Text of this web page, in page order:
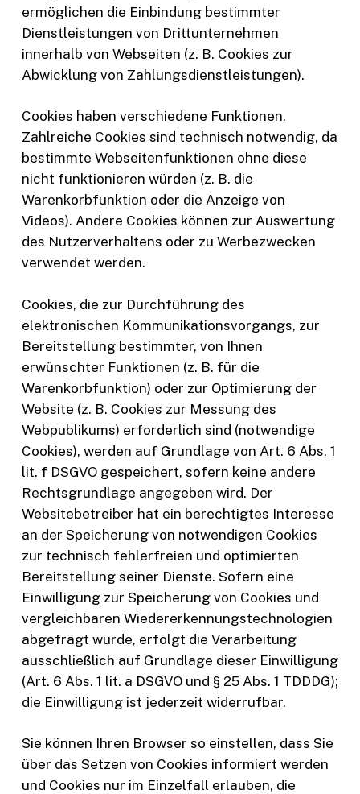
ermöglichen die Einbindung bestimmter
Dienstleistungen von Drittunternehmen
innerhalb von Webseiten (z. B. Cookies zur
Abwicklung von Zahlungsdienstleistungen).
Cookies haben verschiedene Funktionen.
Zahlreiche Cookies sind technisch notwendig, da
bestimmte Webseitenfunktionen ohne diese
nicht funktionieren würden (z. B. die
Warenkorbfunktion oder die Anzeige von
Videos). Andere Cookies können zur Auswertung
des Nutzerverhaltens oder zu Werbezwecken
verwendet werden.
Cookies, die zur Durchführung des
elektronischen Kommunikationsvorgangs, zur
Bereitstellung bestimmter, von Ihnen
erwünschter Funktionen (z. B. für die
Warenkorbfunktion) oder zur Optimierung der
Website (z. B. Cookies zur Messung des
Webpublikums) erforderlich sind (notwendige
Cookies), werden auf Grundlage von Art. 6 Abs. 1
lit. f DSGVO gespeichert, sofern keine andere
Rechtsgrundlage angegeben wird. Der
Websitebetreiber hat ein berechtigtes Interesse
an der Speicherung von notwendigen Cookies
zur technisch fehlerfreien und optimierten
Bereitstellung seiner Dienste. Sofern eine
Einwilligung zur Speicherung von Cookies und
vergleichbaren Wiedererkennungstechnologien
abgefragt wurde, erfolgt die Verarbeitung
ausschließlich auf Grundlage dieser Einwilligung
(Art. 6 Abs. 1 lit. a DSGVO und § 25 Abs. 1 TDDDG);
die Einwilligung ist jederzeit widerrufbar.
Sie können Ihren Browser so einstellen, dass Sie
über das Setzen von Cookies informiert werden
und Cookies nur im Einzelfall erlauben, die